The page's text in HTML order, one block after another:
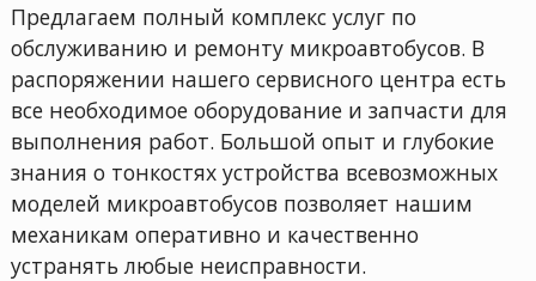
Предлагаем полный комплекс услуг по
обслуживанию и ремонту микроавтобусов. В
распоряжении нашего сервисного центра есть
все необходимое оборудование и запчасти для
выполнения работ. Большой опыт и глубокие
знания о тонкостях устройства всевозможных
моделей микроавтобусов позволяет нашим
механикам оперативно и качественно
устранять любые неисправности.